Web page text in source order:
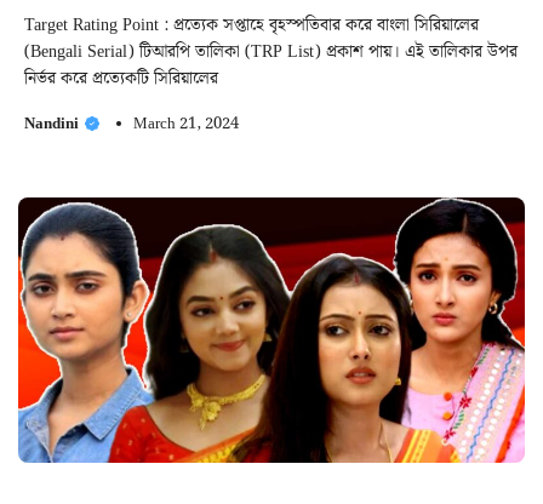
Target Rating Point : প্রত্যেক সপ্তাহে বৃহস্পতিবার করে বাংলা সিরিয়ালের
(Bengali Serial) টিআরপি তালিকা (TRP List) প্রকাশ পায়। এই তালিকার উপর
নির্ভর করে প্রত্যেকটি সিরিয়ালের
Nandini March 21, 2024